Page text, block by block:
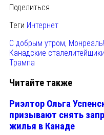
Поделиться
Теги Интернет
С добрым утром, Монреаль!
Канадские
Трампа
Читайте также
Риэлтор Ольга
призывают снять
жилья в Канаде